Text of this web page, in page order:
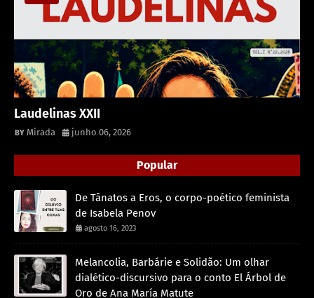
Laudelinas XXII
Mirada junho 06, 2026
Popular
De Tânatos a Eros, o corpo-poético feminista
de Isabela Penov
agosto 16, 2023
Melancolia, Barbárie e Solidão: Um olhar
dialético-discursivo para o conto El Árbol de
Oro de Ana María Matute